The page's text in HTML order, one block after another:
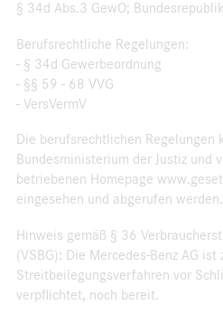
§ 34d Abs.3 GewO;
Berufsrechtliche Regelungen:
- § 34d Gewerbeordnung
- §§ 59 - 68 VVG
- VersVermV
Die berufsrechtlichen Regelungen
Bundesministerium der Justiz und
betriebenen Homepage
eingesehen und abgerufen werden.
Hinweis gemäß § 36
(VSBG): Die Mercedes-Benz AG ist
Streitbeilegungsverfahren vor
verpflichtet, noch bereit.